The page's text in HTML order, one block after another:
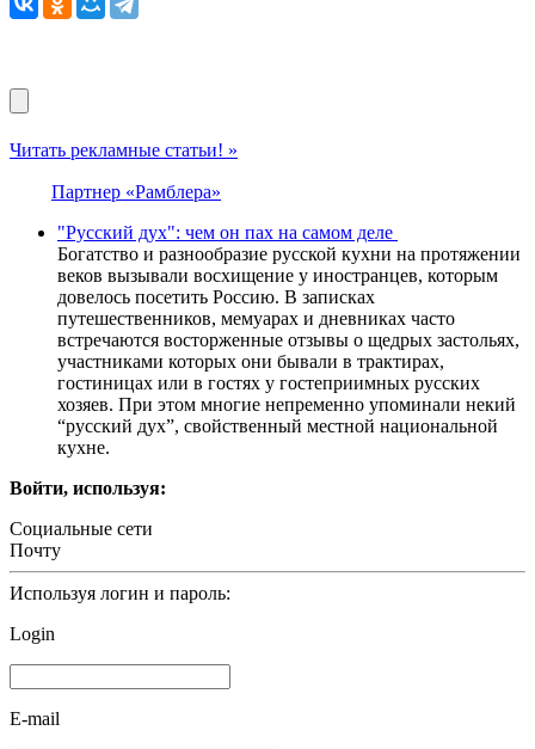
Читать рекламные статьи! »
Партнер «Рамблера»
"Русский дух": чем он пах на самом деле
Богатство и разнообразие русской кухни на протяжении
веков вызывали восхищение у иностранцев, которым
довелось посетить Россию. В записках
путешественников, мемуарах и дневниках часто
встречаются восторженные отзывы о щедрых застольях,
участниками которых они бывали в трактирах,
гостиницах или в гостях у гостеприимных русских
хозяев. При этом многие непременно упоминали некий
“русский дух”, свойственный местной национальной
кухне.
Войти, используя:
Социальные сети
Почту
Используя логин и пароль:
Login
E-mail